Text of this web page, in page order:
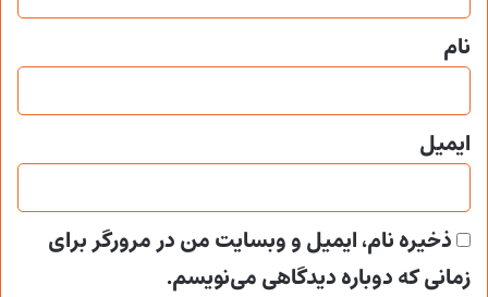
نام
ایمیل
ذخیره نام، ایمیل و وبسایت من در مرورگر برای
زمانی که دوباره دیدگاهی می‌نویسم.